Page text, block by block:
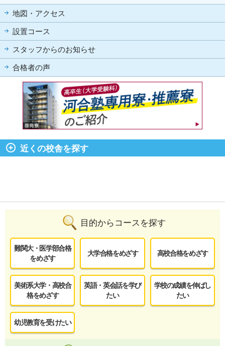
地図・アクセス
設置コース
スタッフからのお知らせ
合格者の声
近くの校舎を探す
目的からコースを探す
難関大・医学部合格
をめざす
大学合格をめざす 高校合格をめざす
美術系大学・高校合
格をめざす
英語・英会話を学び
たい
学校の成績を伸ばし
たい
幼児教育を受けたい